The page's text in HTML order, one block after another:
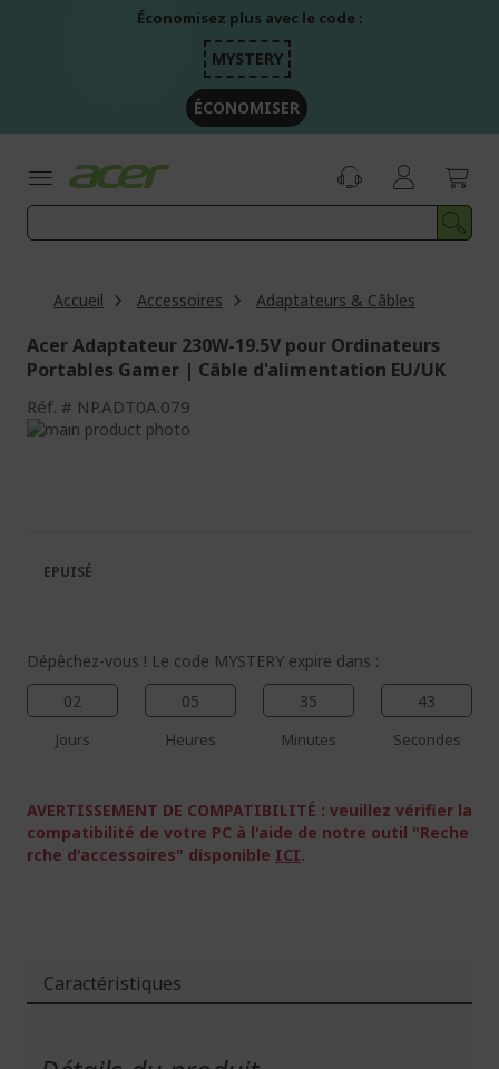
Économisez plus avec le code :
MYSTERY
ÉCONOMISER
Accueil Accessoires Adaptateurs & Câbles
Acer Adaptateur 230W-19.5V pour Ordinateurs
Portables Gamer | Câble d'alimentation EU/UK
Réf. NP.ADT0A.079
Passer
galerie
d’images
Économisez plus avec le code
Galerie
d’images
Dépêchez-vous ! Le code MYSTERY expire dans :
02
Jours
05
Heures
35
Minutes
43
Secondes
AVERTISSEMENT DE COMPATIBILITÉ : veuillez vérifier la
compatibilité de votre PC à l'aide de notre outil "Reche
rche d'accessoires" disponible ICI.
EPUISÉ
Caractéristiques